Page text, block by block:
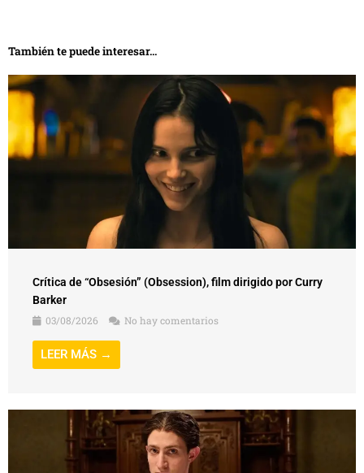
También te puede interesar...
Crítica de “Obsesión” (Obsession), film dirigido por Curry
Barker
03/08/2026
No hay comentarios
LEER MÁS →